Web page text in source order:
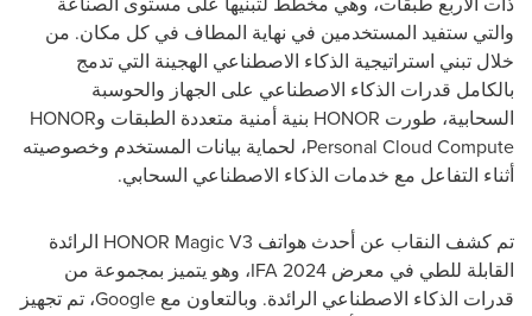
والتي ستفيد المستخدمين في نهاية المطاف في كل مكان. من
خلال تبني استراتيجية الذكاء الاصطناعي الهجينة التي تدمج
بالكامل قدرات الذكاء الاصطناعي على الجهاز والحوسبة
السحابية، طورت HONOR بنية أمنية متعددة الطبقات وHONOR
Personal Cloud Compute، لحماية بيانات المستخدم وخصوصيته
أثناء التفاعل مع خدمات الذكاء الاصطناعي السحابي.
تم كشف النقاب عن أحدث هواتف HONOR Magic V3 الرائدة
القابلة للطي في معرض IFA 2024، وهو يتميز بمجموعة من
قدرات الذكاء الاصطناعي الرائدة. وبالتعاون مع Google، تم تجهيز